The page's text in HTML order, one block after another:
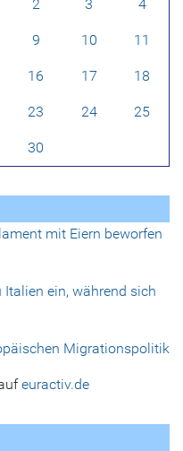
2 3 4
9 10 11
16 17 18
23 24 25
30
mit Eiern beworfen
ein, während sich
Migrationspolitik
euractiv.de